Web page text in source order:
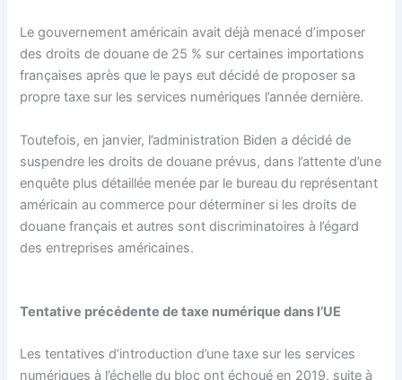
Le gouvernement américain avait déjà menacé d’imposer
des droits de douane de 25 % sur certaines importations
françaises après que le pays eut décidé de proposer sa
propre taxe sur les services numériques l’année dernière.
Toutefois, en janvier, l’administration Biden a décidé de
suspendre les droits de douane prévus, dans l’attente d’une
enquête plus détaillée menée par le bureau du représentant
américain au commerce pour déterminer si les droits de
douane français et autres sont discriminatoires à l’égard
des entreprises américaines.
Tentative précédente de taxe numérique dans l’UE
Les tentatives d’introduction d’une taxe sur les services
numériques à l’échelle du bloc ont échoué en 2019, suite à